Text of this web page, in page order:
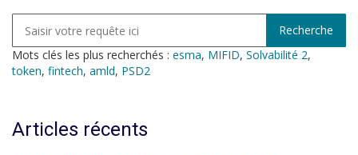
Mots clés les plus recherchés : esma, MIFID, Solvabilité 2,
token, fintech, amld, PSD2
Articles récents